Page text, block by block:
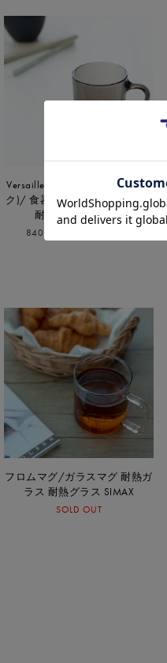
Versailles スタックマグ(スモー
ク)/ 食器 おしゃれ マグカップ
耐熱ガラス ガラス
840円(税込924円)
フロムマグ/ガラスマグ 耐熱ガ
ラス 耐熱グラス SIMAX
SOLD OUT